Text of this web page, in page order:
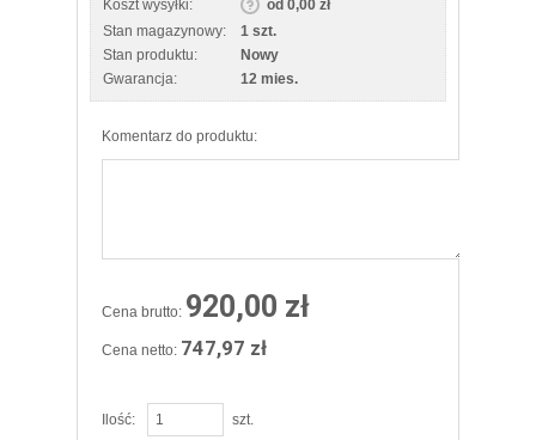
Koszt wysyłki:
od 0,00 zł
Stan magazynowy:
1 szt.
Stan produktu:
Nowy
Gwarancja:
12 mies.
Komentarz do produktu:
Cena brutto: 920,00 zł
Cena netto: 747,97 zł
Ilość: szt.